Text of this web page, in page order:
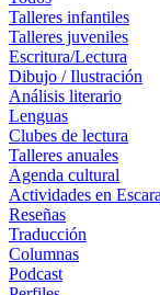
Talleres infantiles
Talleres juveniles
Escritura/Lectura
Dibujo / Ilustración
Análisis literario
Lenguas
Clubes de lectura
Talleres anuales
Agenda cultural
Actividades en
Reseñas
Traducción
Columnas
Podcast